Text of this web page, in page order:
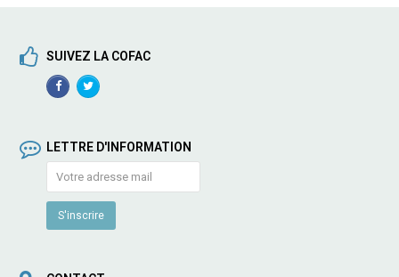
SUIVEZ LA COFAC
FacebookTwitterProfile
LETTRE D'INFORMATION